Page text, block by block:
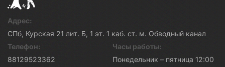
Адрес:
СПб, Курская 21 лит. Б, 1 эт. 1 каб. ст. м. Обводный канал
Телефон:
88129523362
Часы работы:
Понедельник – пятница 12:00